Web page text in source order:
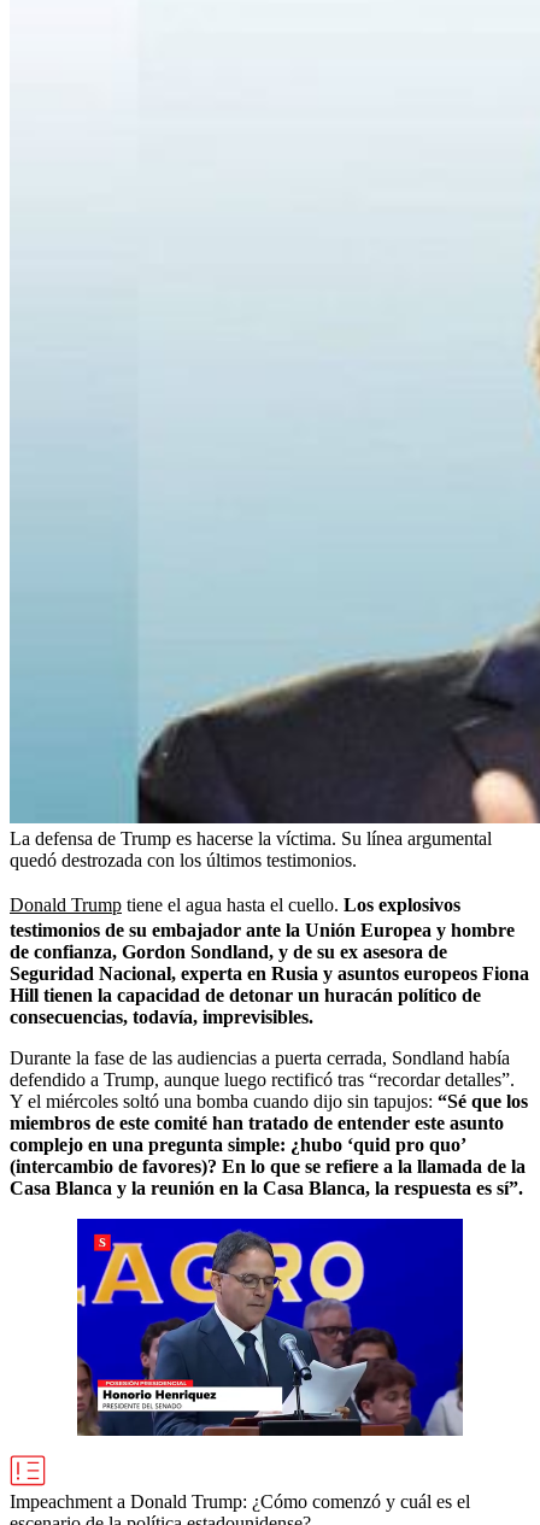
La defensa de Trump es hacerse la víctima. Su línea argumental
quedó destrozada con los últimos testimonios.
Donald Trump tiene el agua hasta el cuello. Los explosivos
testimonios de su embajador ante la Unión Europea y hombre
de confianza, Gordon Sondland, y de su ex asesora de
Seguridad Nacional, experta en Rusia y asuntos europeos Fiona
Hill tienen la capacidad de detonar un huracán político de
consecuencias, todavía, imprevisibles.
Durante la fase de las audiencias a puerta cerrada, Sondland había
defendido a Trump, aunque luego rectificó tras “recordar detalles”.
Y el miércoles soltó una bomba cuando dijo sin tapujos: “Sé que los
miembros de este comité han tratado de entender este asunto
complejo en una pregunta simple: ¿hubo ‘quid pro quo’
(intercambio de favores)? En lo que se refiere a la llamada de la
Casa Blanca y la reunión en la Casa Blanca, la respuesta es sí”.
Impeachment a Donald Trump: ¿Cómo comenzó y cuál es el